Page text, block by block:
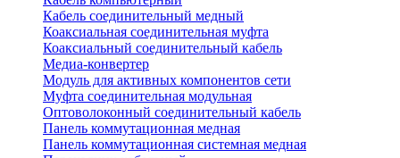
Кабель соединительный медный
Коаксиальная соединительная муфта
Коаксиальный соединительный кабель
Медиа-конвертер
Модуль для активных компонентов сети
Муфта соединительная модульная
Оптоволоконный соединительный кабель
Панель коммутационная медная
Панель коммутационная системная медная